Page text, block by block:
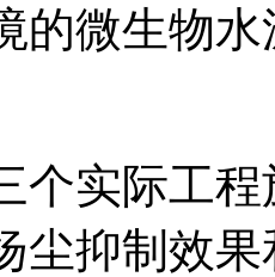
的微生物水
个实际工
尘抑制效